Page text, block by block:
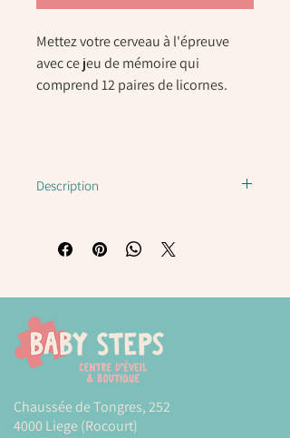
Mettez votre cerveau à l'épreuve
avec ce jeu de mémoire qui
comprend 12 paires de licornes.
Description
Ce jeu permet de développer les
mémoire visuelle et la concentration.
- 24 pièces (12 paires) de 6 cm de
diamètre
Dimensions de la boîte : 7cm*7cm*7cm
MUDPUPPY
Livraison / conditions de vente
Chaussée de Tongres, 252
4000 Liege (Rocourt)